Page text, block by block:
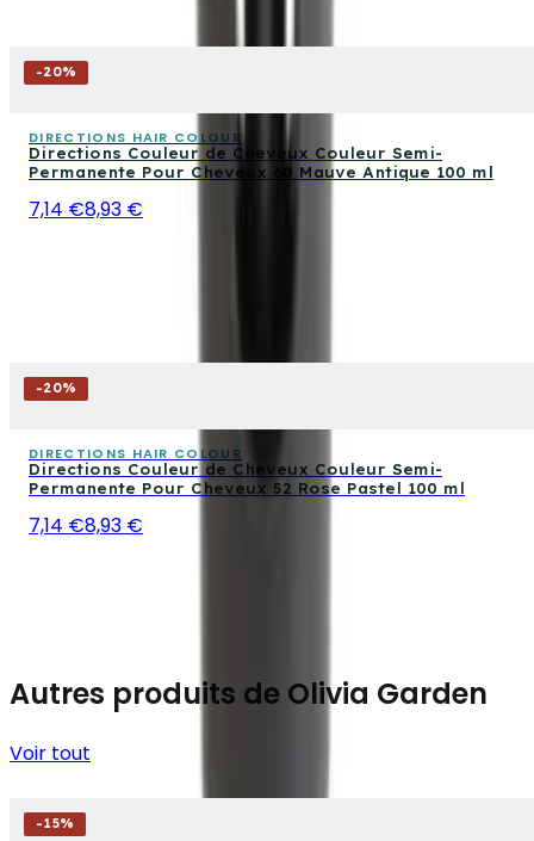
-20%
DIRECTIONS HAIR COLOUR
Directions Couleur de Cheveux Couleur Semi-
Permanente Pour Cheveux 60 Mauve Antique 100 ml
7,14 €8,93 €
-20%
DIRECTIONS HAIR COLOUR
Directions Couleur de Cheveux Couleur Semi-
Permanente Pour Cheveux 52 Rose Pastel 100 ml
7,14 €8,93 €
Autres produits de Olivia Garden
Voir tout
-15%